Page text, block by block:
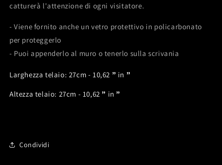
catturerà l'attenzione di ogni visitatore.
- Viene fornito anche un vetro protettivo in policarbonato
per proteggerlo
- Puoi appenderlo al muro o tenerlo sulla scrivania
Larghezza telaio: 27cm - 10,62 ” in ”
Altezza telaio: 27cm - 10,62 ” in ”
Condividi